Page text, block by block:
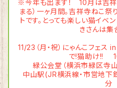
※今年も出ます！ 10月は吉祥
まる）一ヶ月間。吉祥寺ねこ祭
トです。とっても楽しい猫イベ
きさんは集
11/23（月・祝）にゃんこフェ
で!猫助け!!︎
緑公会堂（横浜市緑区寺
中山駅(JR横浜線・市営地下
分